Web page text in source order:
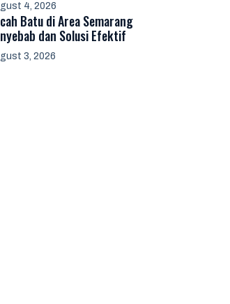
4, 2026
Batu di Area Semarang
dan Solusi Efektif
3, 2026